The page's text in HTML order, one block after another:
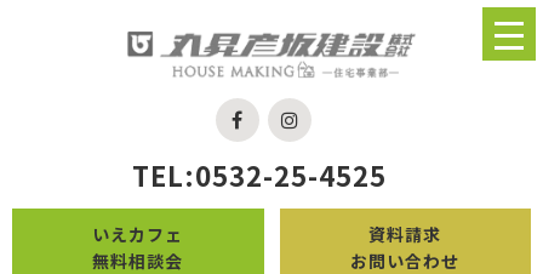
TEL:0532-25-4525
いえカフェ
無料相談会
資料請求
お問い合わせ